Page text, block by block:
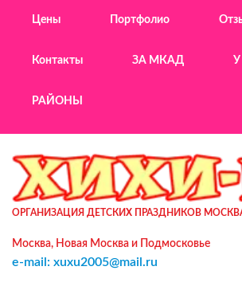
Цены Портфолио
Контакты ЗА МКАД
РАЙОНЫ
ОРГАНИЗАЦИЯ ДЕТСКИХ ПРАЗДНИКОВ
Москва, Новая Москва и Подмосковье
e-mail: xuxu2005@mail.ru